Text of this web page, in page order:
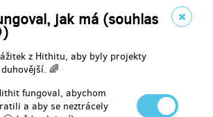
jak má (souhlas
z Hithitu, aby byly projekty
🌈
fungoval, abychom
a aby se neztrácely
750 Kč
herním světě